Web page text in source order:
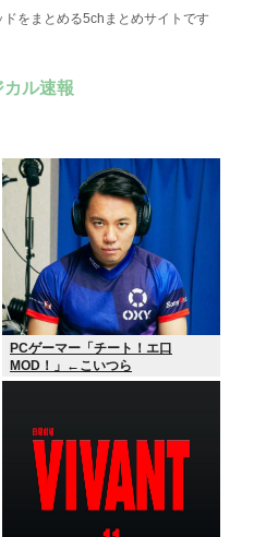
をまとめる5chまとめサイトです
カル速報
PCゲーマー「チート！エ口
MOD！」←こいつら